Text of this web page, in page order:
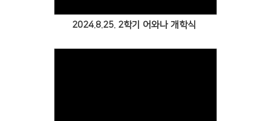
2024.8.25. 2학기 어와나 개학식